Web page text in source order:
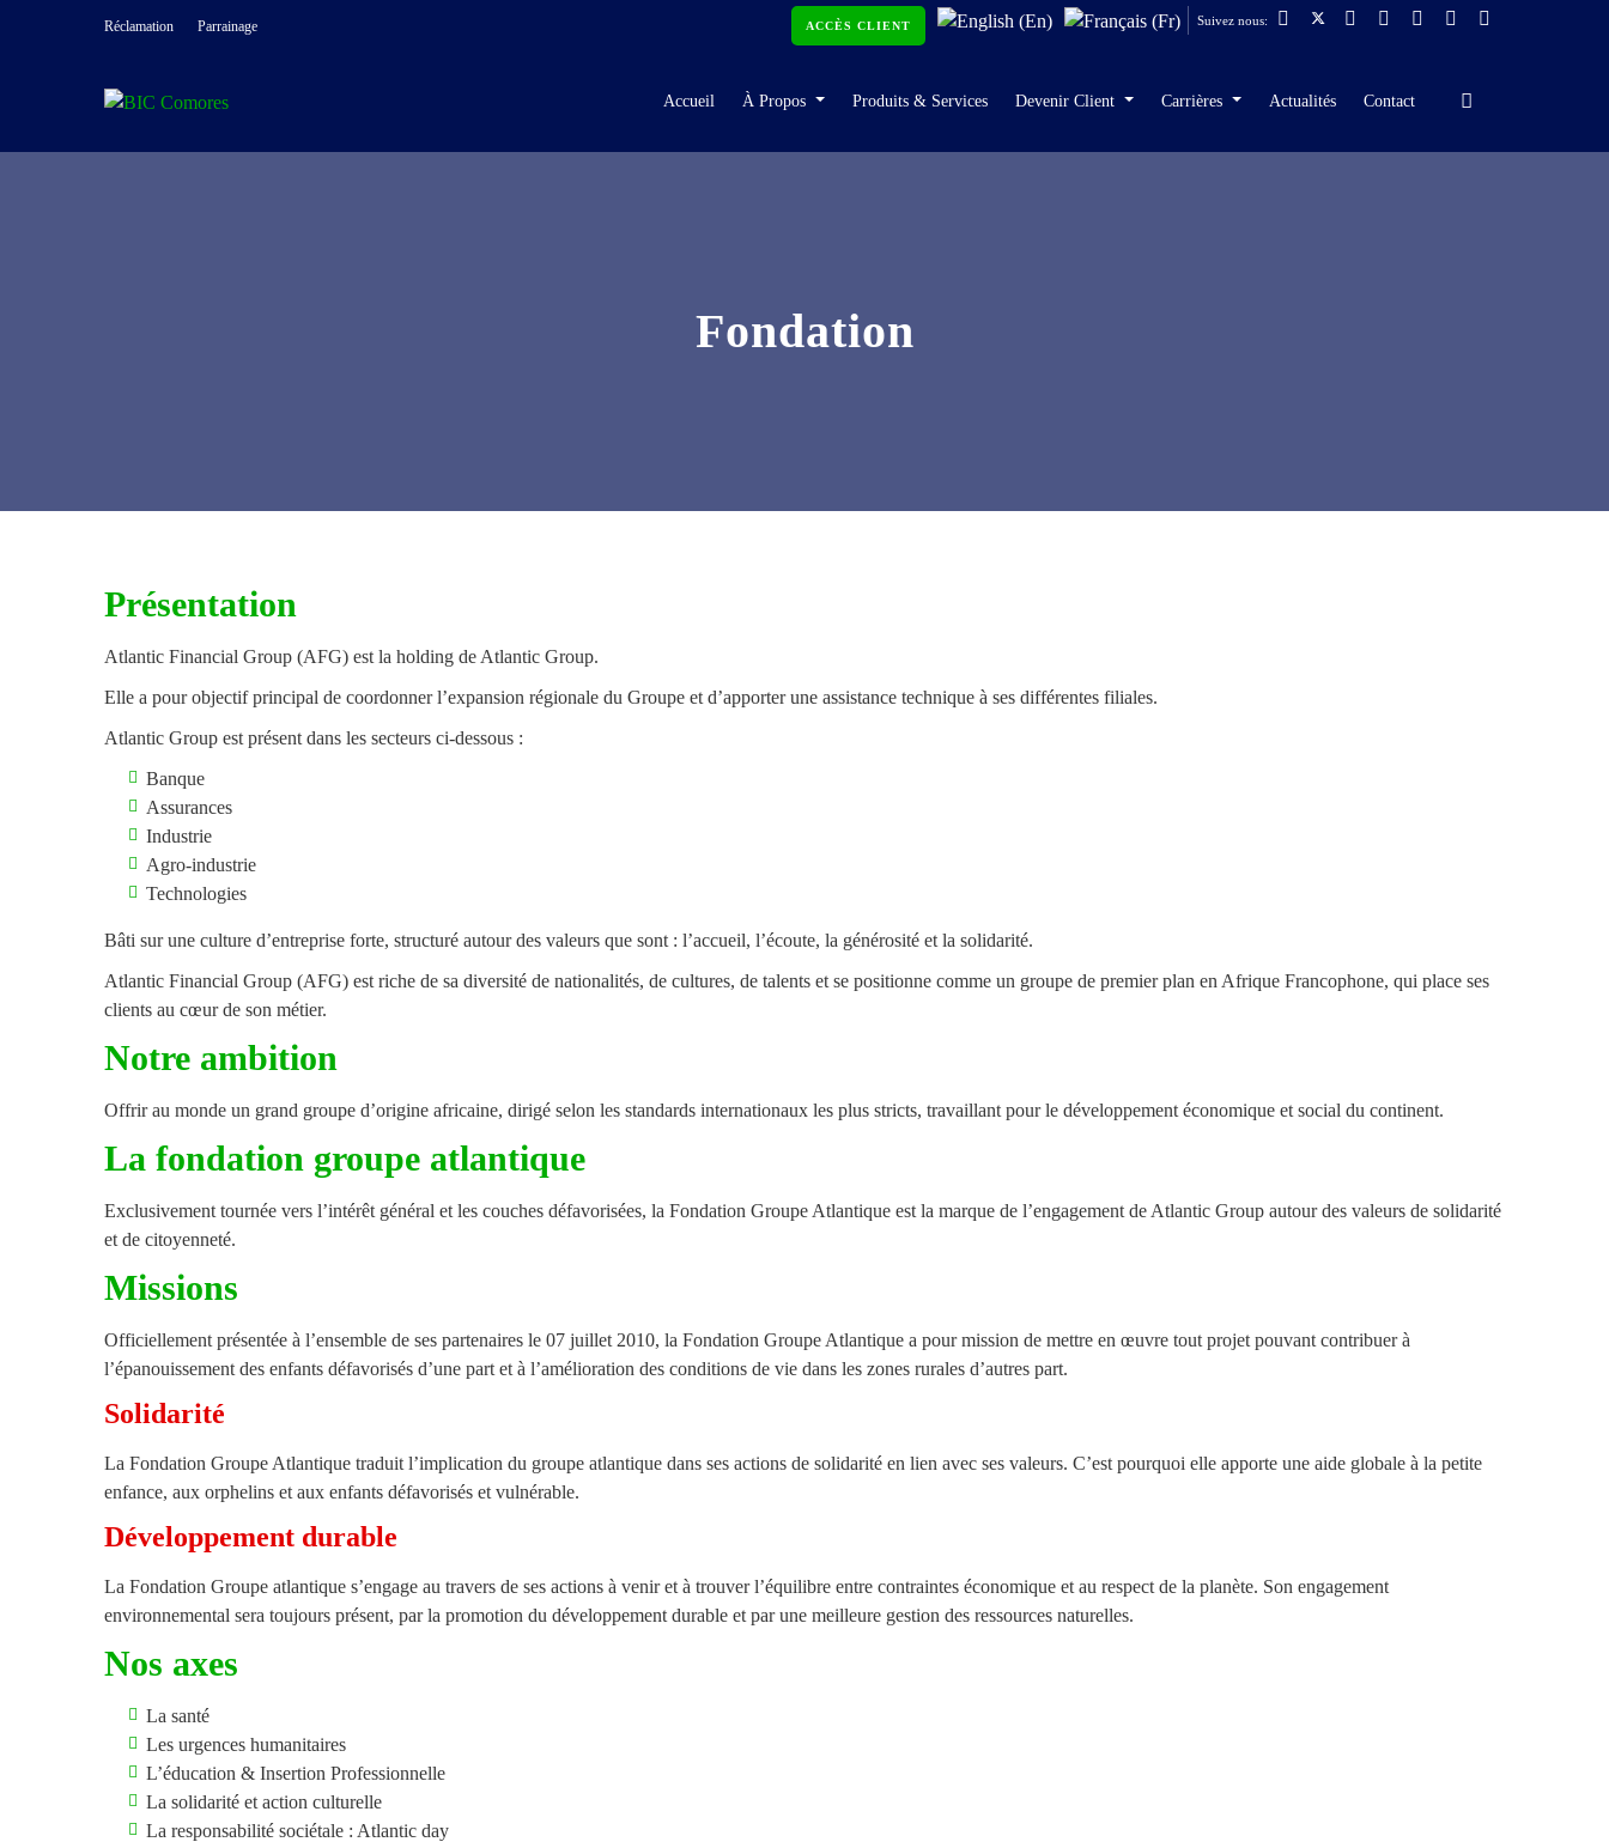
Réclamation Parrainage ACCÈS CLIENT Suivez nous:
Accueil À Propos Produits & Services Devenir Client Carrières Actualités Contact
Fondation
Présentation
Atlantic Financial Group (AFG) est la holding de Atlantic Group.
Elle a pour objectif principal de coordonner l’expansion régionale du Groupe et d’apporter une assistance technique à ses différentes filiales.
Atlantic Group est présent dans les secteurs ci-dessous :
Banque
Assurances
Industrie
Agro-industrie
Technologies
Bâti sur une culture d’entreprise forte, structuré autour des valeurs que sont : l’accueil, l’écoute, la générosité et la solidarité.
Atlantic Financial Group (AFG) est riche de sa diversité de nationalités, de cultures, de talents et se positionne comme un groupe de premier plan en Afrique Francophone, qui place ses
clients au cœur de son métier.
Notre ambition
Offrir au monde un grand groupe d’origine africaine, dirigé selon les standards internationaux les plus stricts, travaillant pour le développement économique et social du continent.
La fondation groupe atlantique
Exclusivement tournée vers l’intérêt général et les couches défavorisées, la Fondation Groupe Atlantique est la marque de l’engagement de Atlantic Group autour des valeurs de solidarité
et de citoyenneté.
Missions
Officiellement présentée à l’ensemble de ses partenaires le 07 juillet 2010, la Fondation Groupe Atlantique a pour mission de mettre en œuvre tout projet pouvant contribuer à
l’épanouissement des enfants défavorisés d’une part et à l’amélioration des conditions de vie dans les zones rurales d’autres part.
Solidarité
La Fondation Groupe Atlantique traduit l’implication du groupe atlantique dans ses actions de solidarité en lien avec ses valeurs. C’est pourquoi elle apporte une aide globale à la petite
enfance, aux orphelins et aux enfants défavorisés et vulnérable.
Développement durable
La Fondation Groupe atlantique s’engage au travers de ses actions à venir et à trouver l’équilibre entre contraintes économique et au respect de la planète. Son engagement
environnemental sera toujours présent, par la promotion du développement durable et par une meilleure gestion des ressources naturelles.
Nos axes
La santé
Les urgences humanitaires
L’éducation & Insertion Professionnelle
La solidarité et action culturelle
La responsabilité sociétale : Atlantic day